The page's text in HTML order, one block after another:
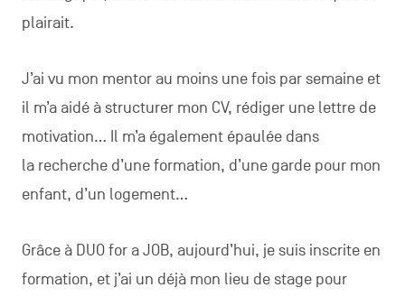
plairait.
J’ai vu mon mentor au moins une fois par semaine et
il m’a aidé à structurer mon CV, rédiger une lettre de
motivation… Il m’a également épaulée dans
la recherche d’une formation, d’une garde pour mon
enfant, d’un logement…
Grâce à DUO for a JOB, aujourd’hui, je suis inscrite en
formation, et j’ai un déjà mon lieu de stage pour